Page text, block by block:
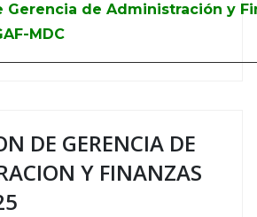
Gerencia de Administración y
MDC
DE GERENCIA DE
Y FINANZAS